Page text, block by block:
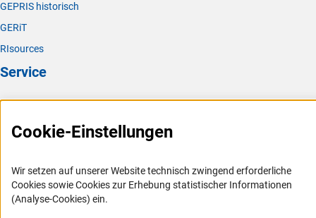
GEPRIS historisch
GERiT
RIsources
Service
Presse
FAQ
Logo und Corporate Design
RSS-Feeds
Compliance
Cookie-Einstellungen
Wir setzen auf unserer Website technisch zwingend erforderliche
Cookies sowie Cookies zur Erhebung statistischer Informationen
(Analyse-Cookies) ein.